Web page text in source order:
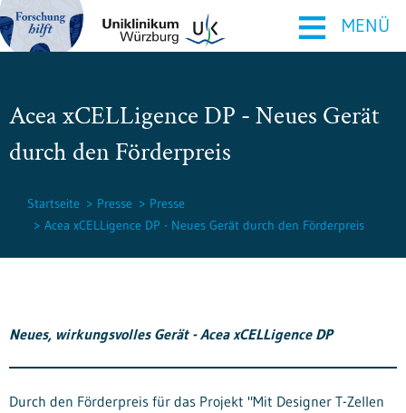
≡ MENÜ
Acea xCELLigence DP - Neues Gerät
durch den Förderpreis
Startseite Presse
Presse
Acea xCELLigence DP - Neues Gerät durch den Förderpreis
Neues, wirkungsvolles Gerät - Acea xCELLigence DP
Durch den Förderpreis für das Projekt "Mit Designer T-Zellen